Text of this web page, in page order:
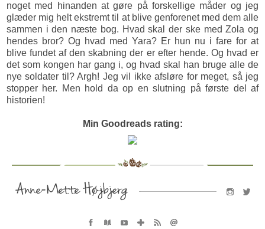
noget med hinanden at gøre på forskellige måder og jeg
glæder mig helt ekstremt til at blive genforenet med dem alle
sammen i den næste bog. Hvad skal der ske med Zola og
hendes bror? Og hvad med Yara? Er hun nu i fare for at
blive fundet af den skabning der er efter hende. Og hvad er
det som kongen har gang i, og hvad skal han bruge alle de
nye soldater til? Argh! Jeg vil ikke afsløre for meget, så jeg
stopper her. Men hold da op en slutning på første del af
historien!
Min Goodreads rating: